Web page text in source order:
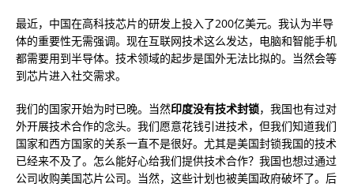
最近，中国在高科技芯片的研发上投入了200亿美元。我认为半导
体的重要性无需强调。现在互联网技术这么发达，电脑和智能手机
都需要用到半导体。技术领域的起步是国外无法比拟的。当然会等
到芯片进入社交需求。
我们的国家开始为时已晚。当然印度没有技术封锁，我国也有过对
外开展技术合作的念头。我们愿意花钱引进技术，但我们知道我们
国家和西方国家的关系一直不是很好。尤其是美国封锁我国的技术
已经来不及了。怎么能好心给我们提供技术合作？我国也想过通过
公司收购美国芯片公司。当然，这些计划也被美国政府破坏了。后